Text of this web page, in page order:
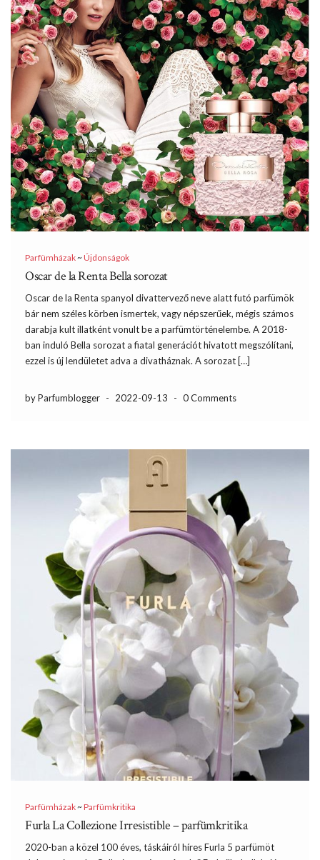
Parfümházak~Újdonságok
Oscar de la Renta Bella sorozat
Oscar de la Renta spanyol divattervező neve alatt futó parfümök
bár nem széles körben ismertek, vagy népszerűek, mégis számos
darabja kult illatként vonult be a parfümtörténelembe. A 2018-
ban induló Bella sorozat a fiatal generációt hivatott megszólítani,
ezzel is új lendületet adva a divatháznak. A sorozat […]
by Parfumblogger - 2022-09-13 - 0 Comments
Parfümházak~Parfümkritika
Furla La Collezione Irresistible – parfümkritika
2020-ban a közel 100 éves, táskáiról híres Furla 5 parfümöt